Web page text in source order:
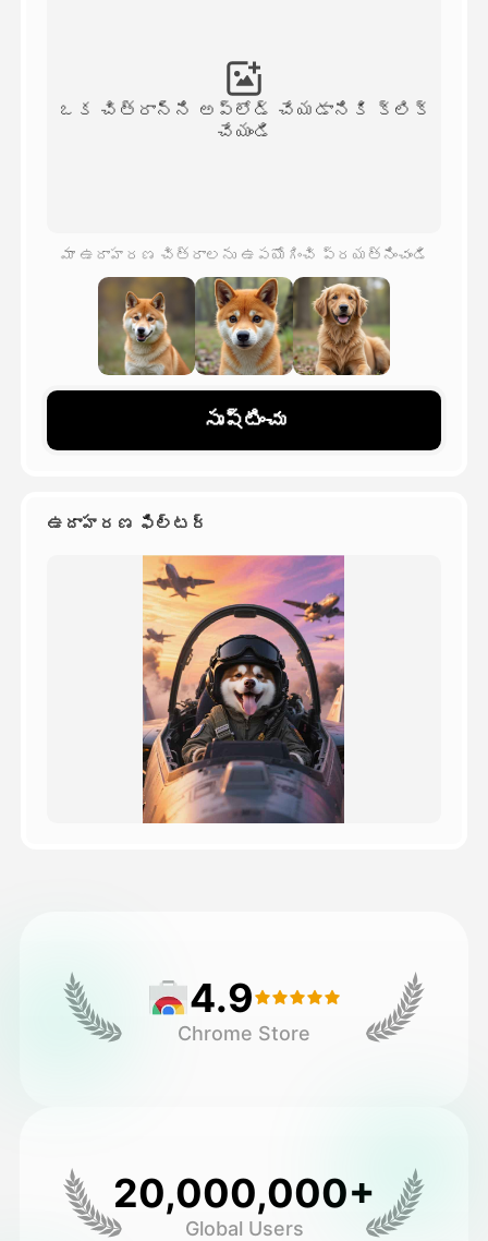
అన్ని టెంప్లేట్‌లను చూడండి
బ్లాగ్
ఒక చిత్రాన్ని అప్‌లోడ్ చేయడానికి క్లిక్
చేయండి
మా ఉదాహరణ చిత్రాలను ఉపయోగించి ప్రయత్నించండి
సృష్టించు
ఉదాహరణ ఫిల్టర్
4.9
Chrome Store
20,000,000+
Global Users